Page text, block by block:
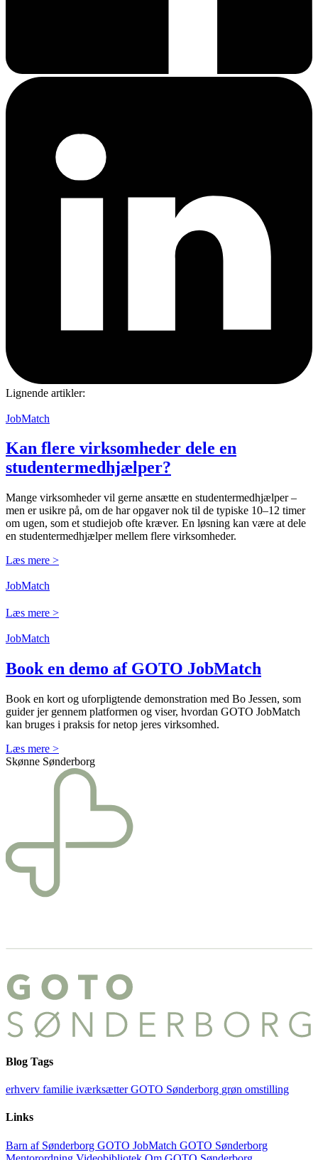
Lignende artikler:
JobMatch
Kan flere virksomheder dele en
studenter­medhjælper?
Mange virksomheder vil gerne ansætte en studentermedhjælper –
men er usikre på, om de har opgaver nok til de typiske 10–12 timer
om ugen, som et studiejob ofte kræver. En løsning kan være at dele
en studentermedhjælper mellem flere virksomheder.
Læs mere >
JobMatch
Læs mere >
JobMatch
Book en demo af GOTO JobMatch
Book en kort og uforpligtende demonstration med Bo Jessen, som
guider jer gennem platformen og viser, hvordan GOTO JobMatch
kan bruges i praksis for netop jeres virksomhed.
Læs mere >
Skønne Sønderborg
Blog Tags
erhverv familie iværksætterGOTO Sønderborg grøn omstilling
Links
Barn af Sønderborg GOTO JobMatch GOTO Sønderborg